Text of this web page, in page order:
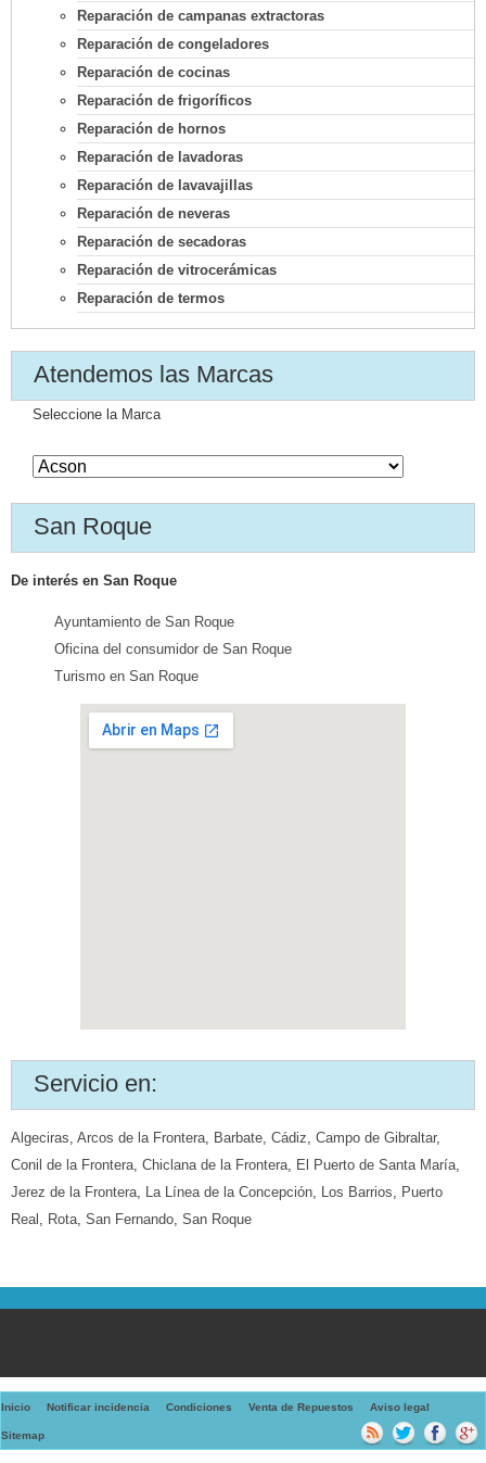
Reparación de campanas extractoras
Reparación de congeladores
Reparación de cocinas
Reparación de frigoríficos
Reparación de hornos
Reparación de lavadoras
Reparación de lavavajillas
Reparación de neveras
Reparación de secadoras
Reparación de vitrocerámicas
Reparación de termos
Atendemos las Marcas
Seleccione la Marca
San Roque
De interés en San Roque
Ayuntamiento de San Roque
Oficina del consumidor de San Roque
Turismo en San Roque
Servicio en:
Algeciras, Arcos de la Frontera, Barbate, Cádiz, Campo de Gibraltar,
Conil de la Frontera, Chiclana de la Frontera, El Puerto de Santa María,
Jerez de la Frontera, La Línea de la Concepción, Los Barrios, Puerto
Real , Rota, San Fernando, San Roque
Inicio Notificar incidencia Condiciones Venta de Repuestos Aviso legal
Sitemap